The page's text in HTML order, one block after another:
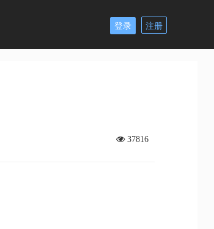
登录 注册
37816